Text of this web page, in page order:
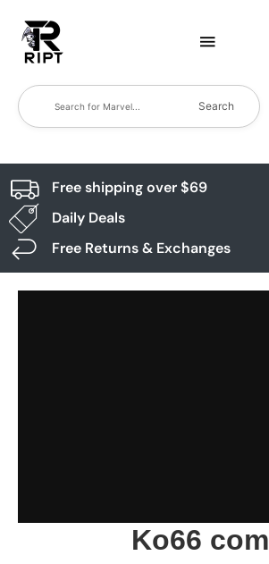
Search
Free shipping over $69
Daily Deals
Free Returns & Exchanges
Ko66 com